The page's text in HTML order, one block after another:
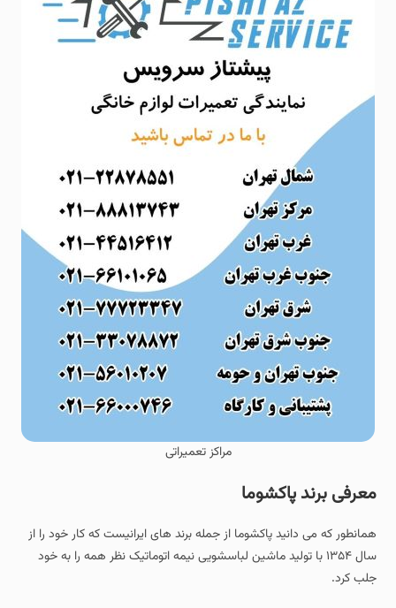
مراکز تعمیراتی
معرفی برند پاکشوما
همانطور که می دانید پاکشوما از جمله برند های ایرانیست که کار خود را از
سال ۱۳۵۴ با تولید ماشین لباسشویی نیمه اتوماتیک نظر همه را به خود
جلب کرد.